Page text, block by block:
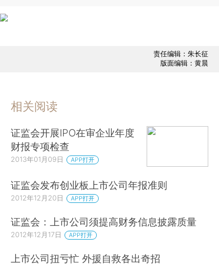
责任编辑：朱长征
版面编辑：黄晨
相关阅读
证监会开展IPO在审企业年度
财报专项检查
2013年01月09日 APP打开
证监会发布创业板上市公司年报准则
2012年12月20日 APP打开
证监会：上市公司须提高财务信息披露质量
2012年12月17日 APP打开
上市公司扭亏忙 外援自救各出奇招